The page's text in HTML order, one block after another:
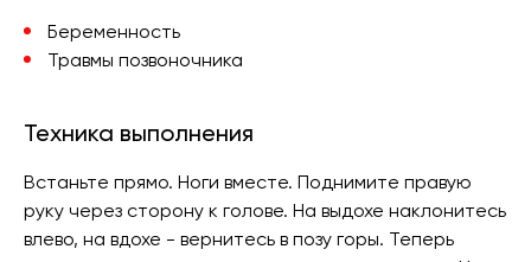
Беременность
Травмы позвоночника
Техника выполнения
Встаньте прямо. Ноги вместе. Поднимите правую
руку через сторону к голове. На выдохе наклонитесь
влево, на вдохе - вернитесь в позу горы. Теперь